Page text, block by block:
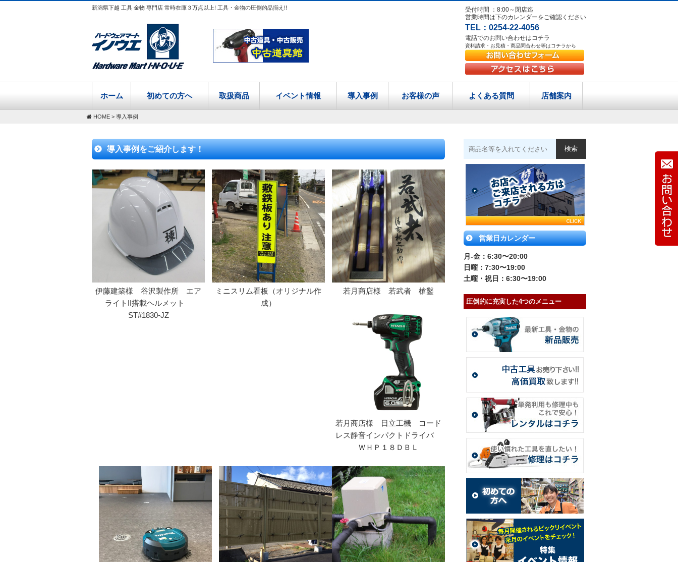
新潟県下越 工具 金物 専門店 常時在庫３万点以上! 工具・金物の圧倒的品揃え!!
受付時間 ：8:00～閉店迄
営業時間は下のカレンダーをご確認ください
TEL：0254-22-4056
電話でのお問い合わせはコチラ
資料請求・お見積・商品問合わせ等はコチラから
ホーム 初めての方へ 取扱商品 イベント情報 導入事例 お客様の声 よくある質問 店舗案内
HOME > 導入事例
導入事例をご紹介します！
伊藤建築様 谷沢製作所 エア
ライトII搭載ヘルメット
ST#1830-JZ
ミニスリム看板（オリジナル作
成）
若月商店様 若武者 槍鑿
若月商店様 日立工機 コード
レス静音インパクトドライバ
ＷＨＰ１８ＤＢＬ
営業日カレンダー
月-金：6:30〜20:00
日曜：7:30〜19:00
土曜・祝日：6:30〜19:00
圧倒的に充実した4つのメニュー